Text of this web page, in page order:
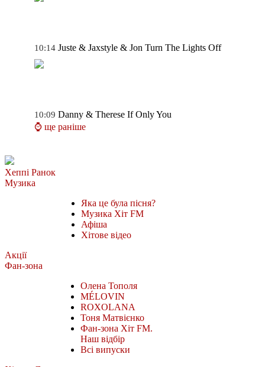
10:14 Juste & Jaxstyle & Jon Turn The Lights Off
10:09 Danny & Therese If Only You
⌚ ще раніше
Хеппі Ранок
Музика
Яка це була пісня?
Музика Хіт FM
Афіша
Хітове відео
Акції
Фан-зона
Олена Тополя
MÉLOVIN
ROXOLANA
Тоня Матвієнко
Фан-зона Хіт FM.
Наш відбір
Всі випуски